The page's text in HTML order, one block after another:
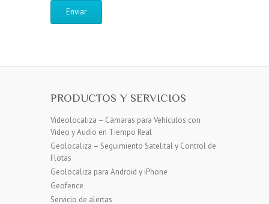
PRODUCTOS Y SERVICIOS
Videolocaliza – Cámaras para Vehículos con
Video y Audio en Tiempo Real
Geolocaliza – Seguimiento Satelital y Control de
Flotas
Geolocaliza para Android y iPhone
Geofence
Servicio de alertas